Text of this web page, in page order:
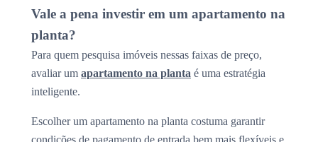
Vale a pena investir em um apartamento na
planta?
Para quem pesquisa imóveis nessas faixas de preço,
avaliar um apartamento na planta é uma estratégia
inteligente.
Escolher um apartamento na planta costuma garantir
condições de pagamento de entrada bem mais flexíveis e